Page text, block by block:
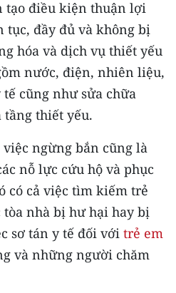
tạo điều kiện thuận lợi
tục, đầy đủ và không bị
hóa và dịch vụ thiết yếu
nước, điện, nhiên liệu,
cũng như sửa chữa
tầng thiết yếu.
ngừng bắn cũng là
nỗ lực cứu hộ và phục
có cả việc tìm kiếm trẻ
nhà bị hư hại hay bị
sơ tán y tế đối với trẻ em
và những người chăm